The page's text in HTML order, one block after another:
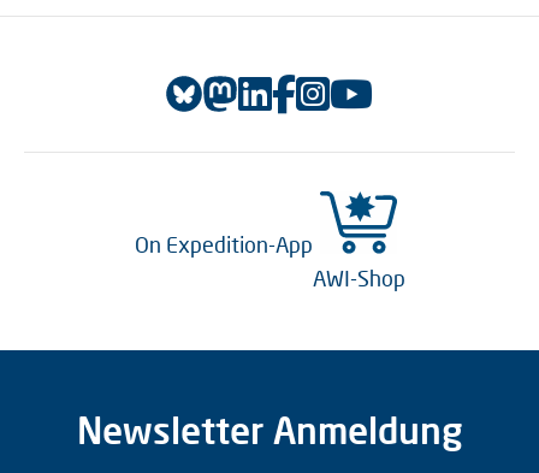
On Expedition-App
AWI-Shop
Newsletter Anmeldung